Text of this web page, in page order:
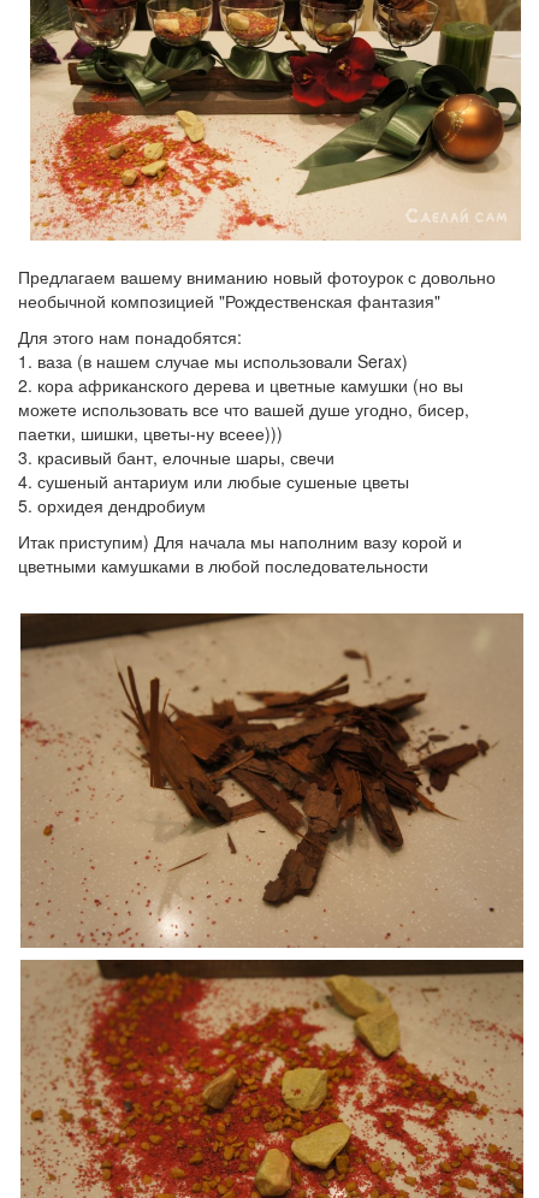
Предлагаем вашему вниманию новый фотоурок с довольно
необычной композицией "Рождественская фантазия"
Для этого нам понадобятся:
1. ваза (в нашем случае мы использовали Serax)
2. кора африканского дерева и цветные камушки (но вы
можете использовать все что вашей душе угодно, бисер,
паетки, шишки, цветы-ну всеее)))
3. красивый бант, елочные шары, свечи
4. сушеный антариум или любые сушеные цветы
5. орхидея дендробиум
Итак приступим) Для начала мы наполним вазу корой и
цветными камушками в любой последовательности